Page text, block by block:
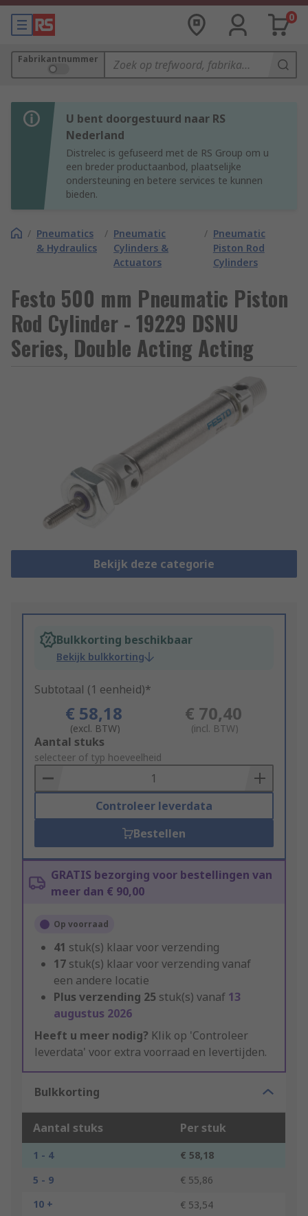
0
Fabrikantnummer
U bent doorgestuurd naar RS
Nederland
Distrelec is gefuseerd met de RS Group om u
een breder productaanbod, plaatselijke
ondersteuning en betere services te kunnen
bieden.
/ Pneumatics
& Hydraulics
/ Pneumatic
Cylinders &
Actuators
/ Pneumatic
Piston Rod
Cylinders
Festo 500 mm Pneumatic Piston
Rod Cylinder - 19229 DSNU
Series, Double Acting Acting
Bekijk deze categorie
Bulkkorting beschikbaar
Bekijk bulkkorting
Subtotaal (1 eenheid)*
€ 58,18
(excl. BTW)
€ 70,40
(incl. BTW)
Add
to
Basket
Aantal stuks
selecteer of typ hoeveelheid
Controleer leverdata
Bestellen
GRATIS bezorging voor bestellingen van
meer dan € 90,00
Op voorraad
41 stuk(s) klaar voor verzending
17 stuk(s) klaar voor verzending vanaf
een andere locatie
Plus verzending 25 stuk(s) vanaf 13
augustus 2026
Heeft u meer nodig? Klik op 'Controleer
leverdata' voor extra voorraad en levertijden.
Bulkkorting
Aantal stuks Per stuk
1 - 4
€ 58,18
5 - 9
€ 55,86
10 +
€ 53,54